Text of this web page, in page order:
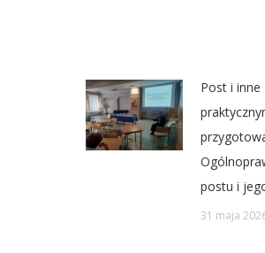
Post i inne
postu i
31 maja